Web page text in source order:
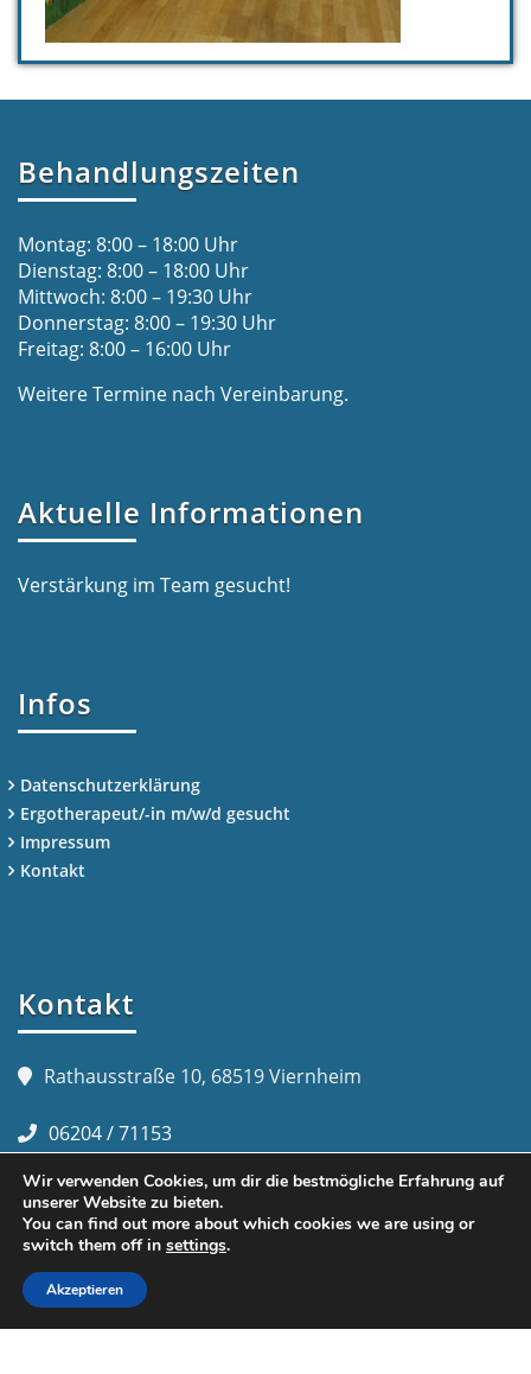
Behandlungszeiten
Montag: 8:00 – 18:00 Uhr
Dienstag: 8:00 – 18:00 Uhr
Mittwoch: 8:00 – 19:30 Uhr
Donnerstag: 8:00 – 19:30 Uhr
Freitag: 8:00 – 16:00 Uhr
Weitere Termine nach Vereinbarung.
Aktuelle Informationen
Verstärkung im Team gesucht!
Infos
Datenschutzerklärung
Ergotherapeut/-in m/w/d gesucht
Impressum
Kontakt
Kontakt
Rathausstraße 10, 68519 Viernheim
06204 / 71153
info@ergotherapie-brenneisen.de
Wir verwenden Cookies, um dir die bestmögliche Erfahrung auf
unserer Website zu bieten.
You can find out more about which cookies we are using or
switch them off in settings.
Akzeptieren